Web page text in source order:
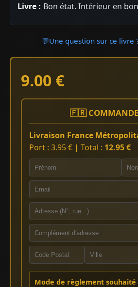
Livre : Bon état. Intérieur en
💬Une question sur ce livre
9.00 €
🇫🇷 COMMANDE
Livraison France
Port : 3.95 € | Total : 12.95 €
Mode de règlement souhaité